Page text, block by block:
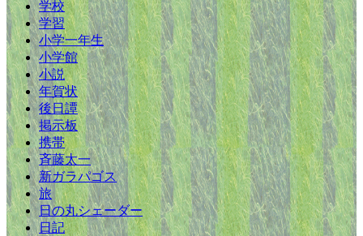
学校
学習
小学一年生
小学館
小説
年賀状
後日譚
掲示板
携帯
斉藤太一
新ガラパゴス
旅
日の丸シェーダー
日記